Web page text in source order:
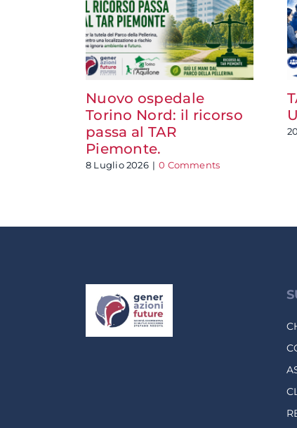
Nuovo ospedale
Torino Nord: il ricorso
passa al TAR
Piemonte.
8 Luglio 2026 | 0 Comments